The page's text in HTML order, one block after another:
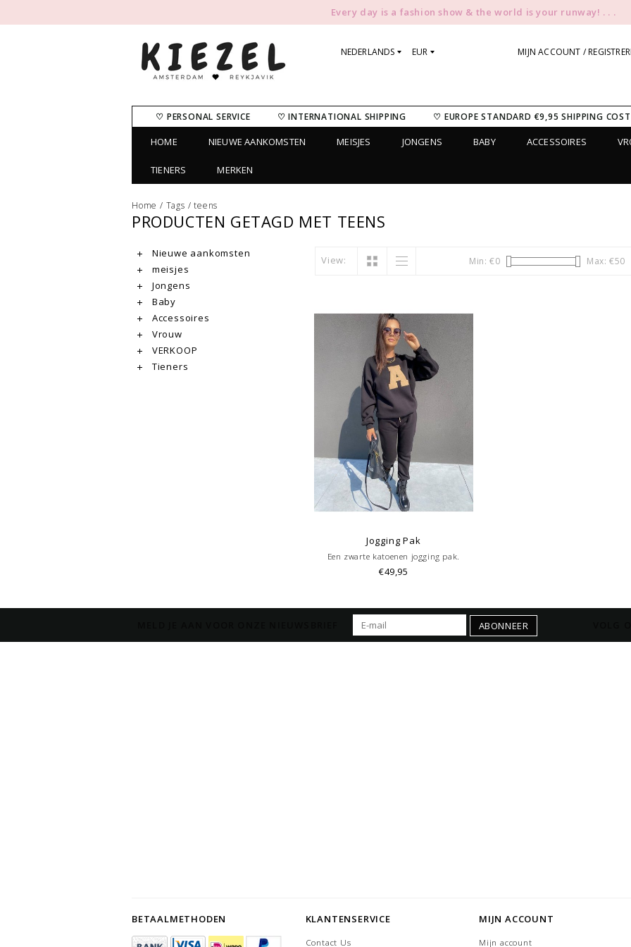
Every day is a fashion show & the world is your runway! . . .
NEDERLANDS EUR MIJN ACCOUNT /
♡ PERSONAL SERVICE ♡ INTERNATIONAL SHIPPING ♡ EUROPE STANDARD €9,95 SHIPPING COST
HOME NIEUWE AANKOMSTEN MEISJES JONGENS BABY ACCESSOIRES
TIENERS MERKEN
Home / Tags /teens
PRODUCTEN GETAGD MET TEENS
Nieuwe aankomsten
meisjes
Jongens
Baby
Accessoires
Vrouw
VERKOOP
Tieners
View: Min: €0 Max: €50
Jogging Pak
Een zwarte katoenen jogging pak.
€49,95
ABONNEER
BETAALMETHODEN KLANTENSERVICE
Contact Us
MIJN ACCOUNT
Mijn account